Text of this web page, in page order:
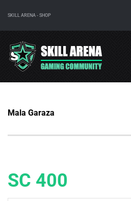
SKILL ARENA - SHOP
Mala Garaza
SC 400